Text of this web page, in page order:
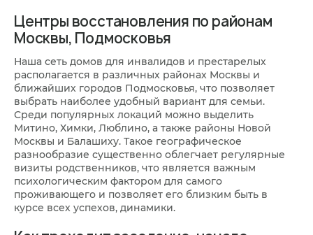
Центры восстановления по районам
Москвы, Подмосковья
Наша сеть домов для инвалидов и престарелых
располагается в различных районах Москвы и
ближайших городов Подмосковья, что позволяет
выбрать наиболее удобный вариант для семьи.
Среди популярных локаций можно выделить
Митино, Химки, Люблино, а также районы Новой
Москвы и Балашиху. Такое географическое
разнообразие существенно облегчает регулярные
визиты родственников, что является важным
психологическим фактором для самого
проживающего и позволяет его близким быть в
курсе всех успехов, динамики.